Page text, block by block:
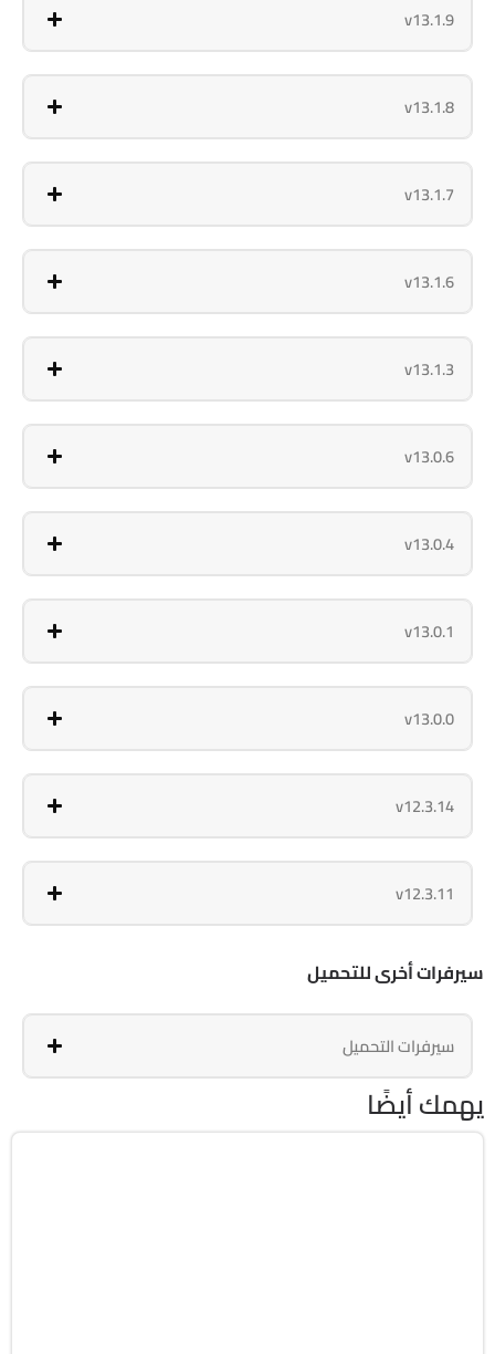
v13.1.9
v13.1.8
v13.1.7
v13.1.6
v13.1.3
v13.0.6
v13.0.4
v13.0.1
v13.0.0
v12.3.14
v12.3.11
سيرفرات أخرى للتحميل
سيرفرات التحميل
يهمك أيضًا